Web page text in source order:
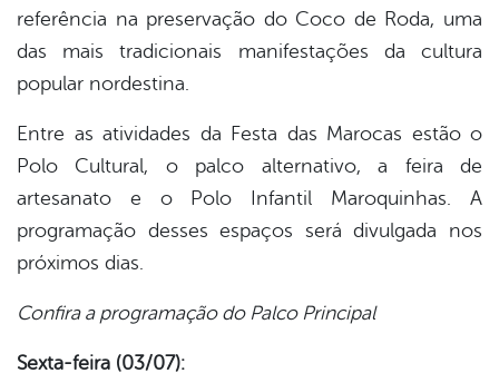
referência na preservação do Coco de Roda, uma
das mais tradicionais manifestações da cultura
popular nordestina.
Entre as atividades da Festa das Marocas estão o
Polo Cultural, o palco alternativo, a feira de
artesanato e o Polo Infantil Maroquinhas. A
programação desses espaços será divulgada nos
próximos dias.
Confira a programação do Palco Principal
Sexta-feira (03/07):